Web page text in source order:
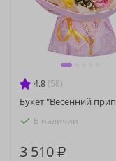
4.8 (58)
Букет "Весенний
В наличии
3 510 ₽